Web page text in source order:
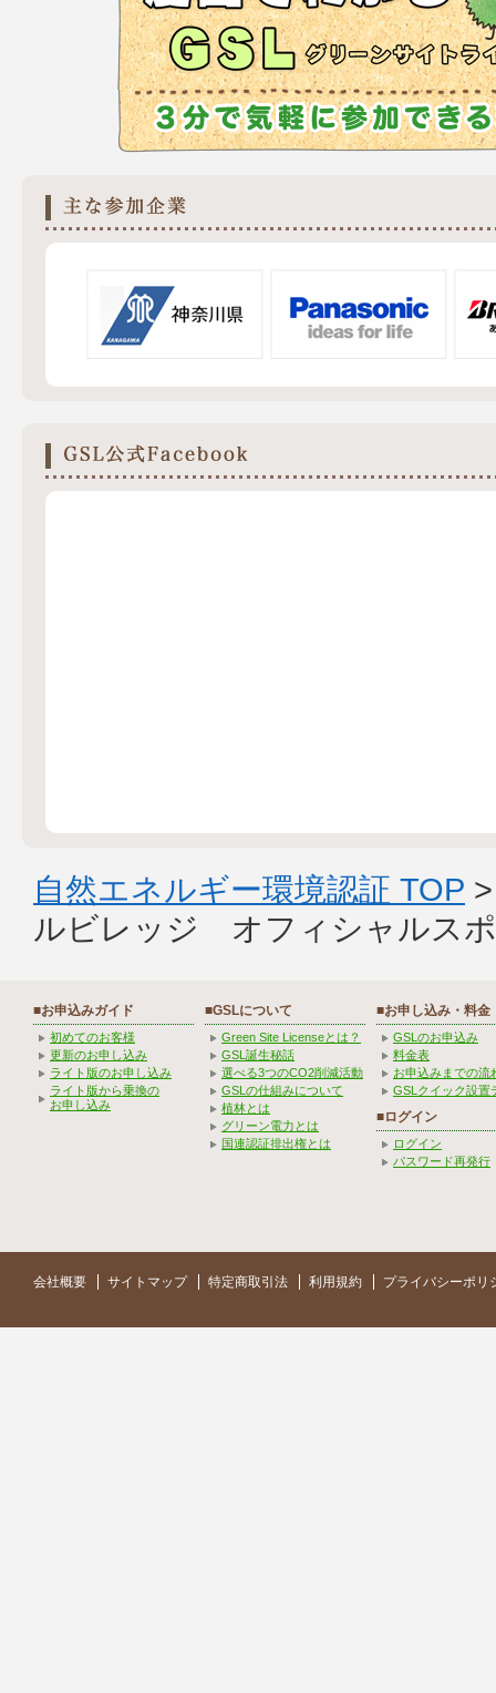
自然エネルギー環境認証 TOP
ルビレッジ オフィシャルス
■お申込みガイド
初めてのお客様
更新のお申し込み
ライト版のお申し込み
ライト版から乗換の
お申し込み
■GSLについて
Green Site Licenseとは？
GSL誕生秘話
選べる3つのCO2削減活動
GSLの仕組みについて
植林とは
グリーン電力とは
国連認証排出権とは
■お申し込み・料金
GSLのお申込み
料金表
お申込みまでの流
GSLクイック設置
■ログイン
ログイン
パスワード再発行
会社概要 サイトマップ 特定商取引法 利用規約 プライバシーポリ